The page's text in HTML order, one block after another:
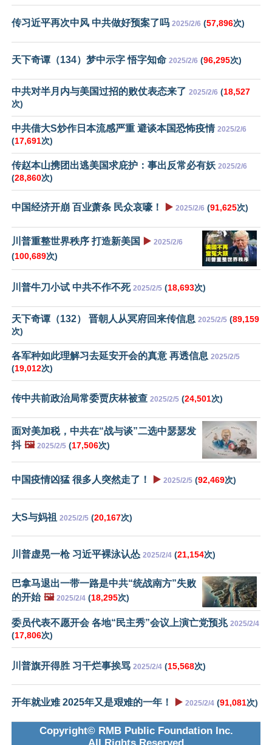
传习近平再次中风 中共做好预案了吗 2025/2/6 (57,896次)
天下奇谭（134）梦中示字 悟字知命 2025/2/6 (96,295次)
中共对半月内与美国过招的败仗表态来了 2025/2/6 (18,527
次)
中共借大S炒作日本流感严重 避谈本国恐怖疫情 2025/2/6
(17,691次)
传赵本山携团出逃美国求庇护：事出反常必有妖 2025/2/6
(28,860次)
中国经济开崩 百业萧条 民众哀嚎！ ▶️ 2025/2/6 (91,625次)
川普重整世界秩序 打造新美国 ▶️ 2025/2/6
(100,689次)
川普牛刀小试 中共不作不死 2025/2/5 (18,693次)
天下奇谭（132） 晋朝人从冥府回来传信息 2025/2/5 (89,159
次)
各军种如此理解习去延安开会的真意 再透信息 2025/2/5
(19,012次)
传中共前政治局常委贾庆林被查 2025/2/5 (24,501次)
面对美加税，中共在“战与谈”二选中瑟瑟发
抖 🖼️ 2025/2/5 (17,506次)
中国疫情凶猛 很多人突然走了！ ▶️ 2025/2/5 (92,469次)
大S与妈祖 2025/2/5 (20,167次)
川普虚晃一枪 习近平裸泳认怂 2025/2/4 (21,154次)
巴拿马退出一带一路是中共“统战南方”失败
的开始 🖼️ 2025/2/4 (18,295次)
委员代表不愿开会 各地“民主秀”会议上演亡党预兆 2025/2/4
(17,806次)
川普旗开得胜 习干烂事挨骂 2025/2/4 (15,568次)
开年就业难 2025年又是艰难的一年！ ▶️ 2025/2/4 (91,081次)
Copyright© RMB Public Foundation Inc.